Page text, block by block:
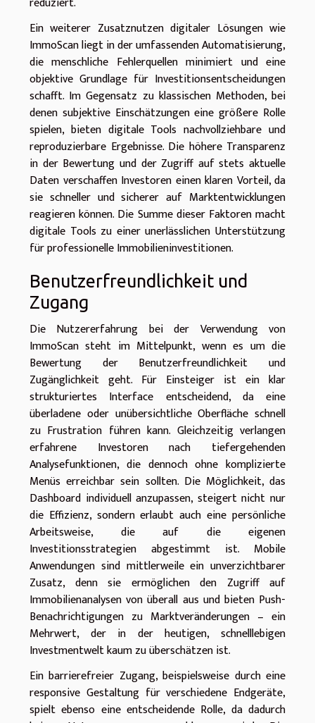
Ein weiterer Zusatznutzen digitaler Lösungen wie
ImmoScan liegt in der umfassenden Automatisierung,
die menschliche Fehlerquellen minimiert und eine
objektive Grundlage für Investitionsentscheidungen
schafft. Im Gegensatz zu klassischen Methoden, bei
denen subjektive Einschätzungen eine größere Rolle
spielen, bieten digitale Tools nachvollziehbare und
reproduzierbare Ergebnisse. Die höhere Transparenz
in der Bewertung und der Zugriff auf stets aktuelle
Daten verschaffen Investoren einen klaren Vorteil, da
sie schneller und sicherer auf Marktentwicklungen
reagieren können. Die Summe dieser Faktoren macht
digitale Tools zu einer unerlässlichen Unterstützung
für professionelle Immobilieninvestitionen.
Benutzerfreundlichkeit und
Zugang
Die Nutzererfahrung bei der Verwendung von
ImmoScan steht im Mittelpunkt, wenn es um die
Bewertung der Benutzerfreundlichkeit und
Zugänglichkeit geht. Für Einsteiger ist ein klar
strukturiertes Interface entscheidend, da eine
überladene oder unübersichtliche Oberfläche schnell
zu Frustration führen kann. Gleichzeitig verlangen
erfahrene Investoren nach tiefergehenden
Analysefunktionen, die dennoch ohne komplizierte
Menüs erreichbar sein sollten. Die Möglichkeit, das
Dashboard individuell anzupassen, steigert nicht nur
die Effizienz, sondern erlaubt auch eine persönliche
Arbeitsweise, die auf die eigenen
Investitionsstrategien abgestimmt ist. Mobile
Anwendungen sind mittlerweile ein unverzichtbarer
Zusatz, denn sie ermöglichen den Zugriff auf
Immobilienanalysen von überall aus und bieten Push-
Benachrichtigungen zu Marktveränderungen – ein
Mehrwert, der in der heutigen, schnelllebigen
Investmentwelt kaum zu überschätzen ist.
Ein barrierefreier Zugang, beispielsweise durch eine
responsive Gestaltung für verschiedene Endgeräte,
spielt ebenso eine entscheidende Rolle, da dadurch